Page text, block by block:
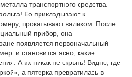
транспортного средства.
Ее прикладывают к
прокатывают валиком. После
прибор, она
появляется первоначальный
и становится ясно, какие
А их никак не скрыть! Видно, где
а пятерка превратилась в